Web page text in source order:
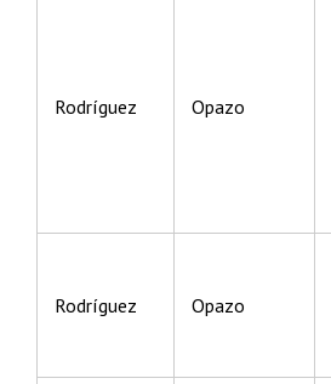
Rodríguez Opazo
Rodríguez Opazo